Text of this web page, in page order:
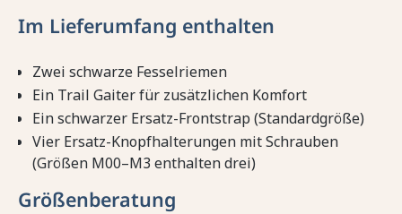
Im Lieferumfang enthalten
Zwei schwarze Fesselriemen
Ein Trail Gaiter für zusätzlichen Komfort
Ein schwarzer Ersatz-Frontstrap (Standardgröße)
Vier Ersatz-Knopfhalterungen mit Schrauben
(Größen M00–M3 enthalten drei)
Größenberatung